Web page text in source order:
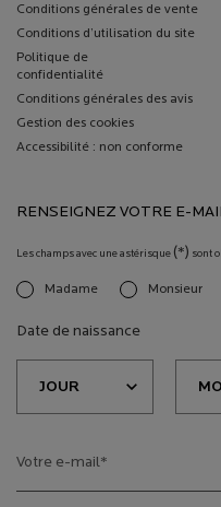
Conditions générales de vente
Conditions d’utilisation du site
Politique de
confidentialité
Conditions générales des avis
Gestion des cookies
Accessibilité : non conforme
RENSEIGNEZ VOTRE E-
Les champs avec une astérisque (*) sont
newslettersignup.title.legend
Madame Monsieur
Date de naissance
Votre e-mail*